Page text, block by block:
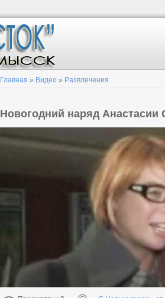
Главная » Видео » Развлечения
Новогодний наряд Анастасии